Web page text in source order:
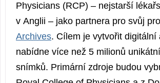
Physicians (RCP) – nejstarší
v Anglii – jako partnera pro svůj
Archives. Cílem je vytvořit digitální
nabídne více než 5 milionů
snímků. Primární zdroje budou